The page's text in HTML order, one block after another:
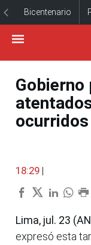
Bicentenario
Gobierno
18:29 |
Lima, jul. 23
expresó esta